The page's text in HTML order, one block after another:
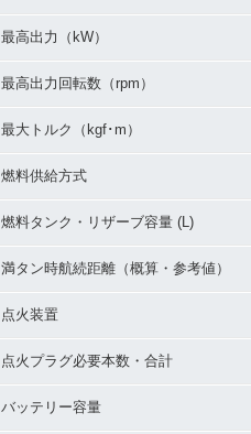
最高出力（kW）
最高出力回転数（rpm）
最大トルク（kgf･m）
燃料供給方式
燃料タンク・リザーブ容量 (L)
満タン時航続距離（概算・参考値）
点火装置
点火プラグ必要本数・合計
バッテリー容量